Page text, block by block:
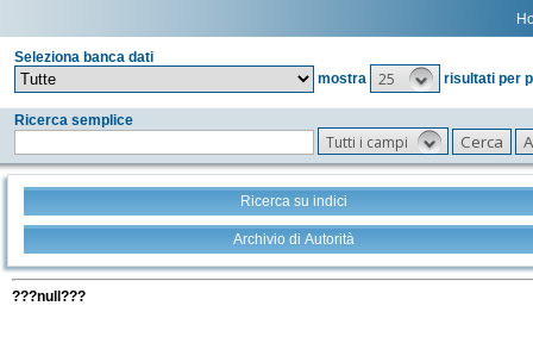
Seleziona banca dati
mostra
25 risultati per
Ricerca semplice
Tutti i campi
Ricerca su indici
Archivio di Autorità
???null???